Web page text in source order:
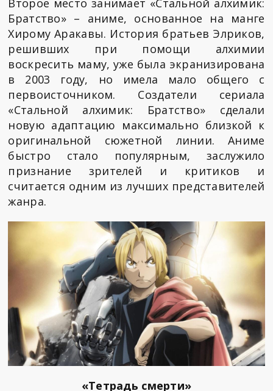
Второе место занимает «Стальной алхимик:
Братство» – аниме, основанное на манге
Хирому Аракавы. История братьев Элриков,
решивших при помощи алхимии
воскресить маму, уже была экранизирована
в 2003 году, но имела мало общего с
первоисточником. Создатели сериала
«Стальной алхимик: Братство» сделали
новую адаптацию максимально близкой к
оригинальной сюжетной линии. Аниме
быстро стало популярным, заслужило
признание зрителей и критиков и
считается одним из лучших представителей
жанра.
«Тетрадь смерти»